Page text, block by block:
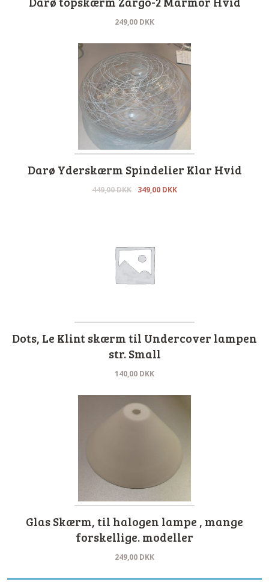
249,00 DKK
Darø Yderskærm Spindelier Klar Hvid
449,00DKK 349,00 DKK
Dots, Le Klint skærm til Undercover lampen
str. Small
140,00 DKK
Glas Skærm, til halogen lampe , mange
forskellige. modeller
249,00 DKK